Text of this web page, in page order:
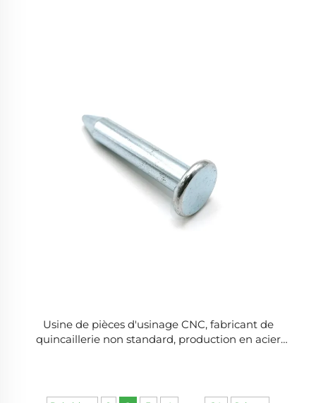
Usine de pièces d'usinage CNC, fabricant de
quincaillerie non standard, production en acier